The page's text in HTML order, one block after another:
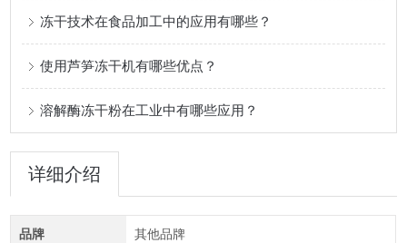
冻干技术在食品加工中的应用有哪些？
使用芦笋冻干机有哪些优点？
溶解酶冻干粉在工业中有哪些应用？
详细介绍
品牌 其他品牌